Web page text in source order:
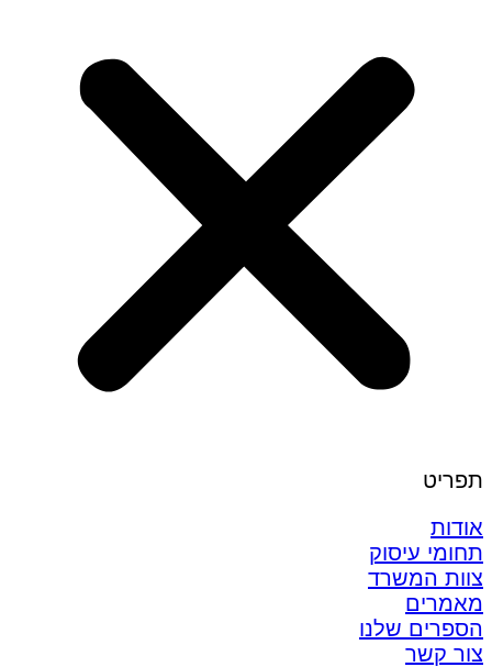
תפריט
אודות
תחומי עיסוק
צוות המשרד
מאמרים
הספרים שלנו
צור קשר